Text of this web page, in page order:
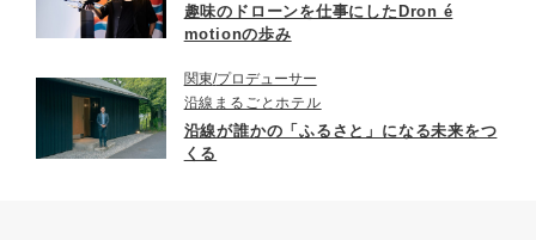
趣味のドローンを仕事にしたDron é
motionの歩み
関東 プロデューサー
沿線まるごとホテル
沿線が誰かの「ふるさと」になる未来をつ
くる